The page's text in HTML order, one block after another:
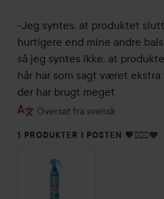
-Jeg syntes, at produktet
hurtigere end mine andre
så jeg syntes ikke, at
hår har som sagt været
der har brugt meget
Oversat fra svensk
1 PRODUKTER I POSTEN 💙💇🏽‍♀️🩵